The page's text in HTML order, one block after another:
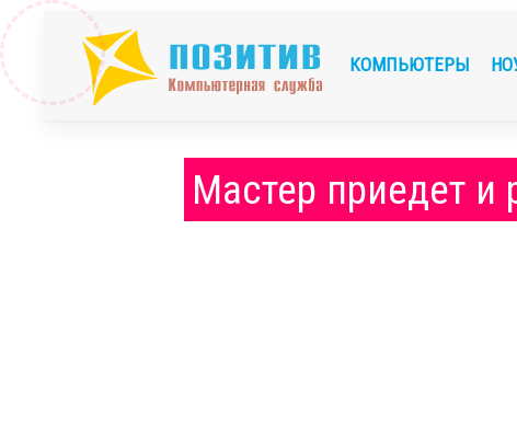
КОМПЬЮТЕРЫ
Мастер приедет